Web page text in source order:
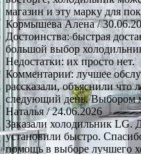
магазин и эту марку для
Кормышева Алена/
Достоинства: быстрая
большой выбор
Недостатки: их просто нет.
Комментарии: лучшее
рассказали, объяснили что
следующий день. Выбором
Наталья/ 24.06.2026
Заказали холодильник LG.
установили быстро.
помощь в выборе лучшего